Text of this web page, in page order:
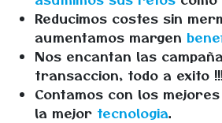
Reducimos costes sin
aumentamos margen
Nos encantan las
transaccion, todo a exito
Contamos con los mejores
la mejor tecnologia.